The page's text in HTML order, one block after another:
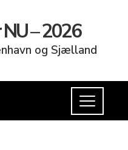
– 2026
og Sjælland